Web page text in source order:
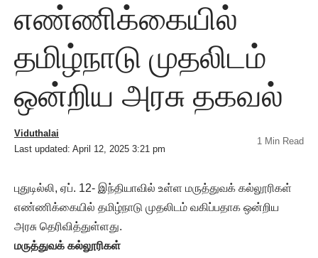
எண்ணிக்கையில்
தமிழ்நாடு முதலிடம்
ஒன்றிய அரசு தகவல்
Last updated: April 12, 2025 3:21 pm
Viduthalai
1 Min Read
புதுடில்லி, ஏப். 12- இந்தியாவில் உள்ள மருத்துவக் கல்லூரிகள்
எண்ணிக்கையில் தமிழ்நாடு முதலிடம் வகிப்பதாக ஒன்றிய
அரசு தெரிவித்துள்ளது.
மருத்துவக் கல்லூரிகள்